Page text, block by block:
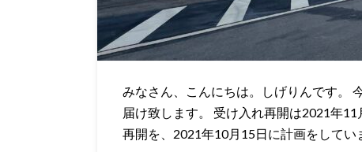
みなさん、こんにちは。しげりんです。
届け致します。 受け入れ再開は2021年
再開を、2021年10月15日に計画をしてい